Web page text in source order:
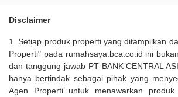
Disclaimer
1. Setiap produk properti yang ditampilkan
Properti" pada rumahsaya.bca.co.id ini
dan tanggung jawab PT BANK CENTRAL
hanya bertindak sebagai pihak yang
Agen Properti untuk menawarkan